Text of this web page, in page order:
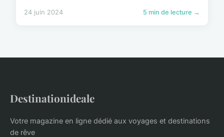
24 juin 2024 5 min de lecture →
Destinationideale
Votre magazine en ligne dédié aux voyages et destinations
de rêve